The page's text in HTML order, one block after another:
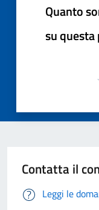
Quanto
su questa
Contatta il
Leggi le